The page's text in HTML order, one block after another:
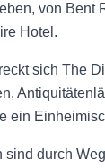
von Bent
Hotel.
sich The
ein
sind durch